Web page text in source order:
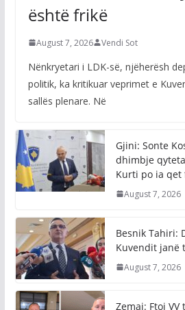
është frikë
August 7, 2026 Vendi Sot
Nënkryetari i LDK-së, njëherësh
politik, ka kritikuar veprimet e
sallës plenare. Në
Gjini: Sonte
dhimbje
Kurti po ia qet
August 7, 2026
Besnik Tahiri:
Kuvendit janë
August 7, 2026
Zemaj: Ftoj VV